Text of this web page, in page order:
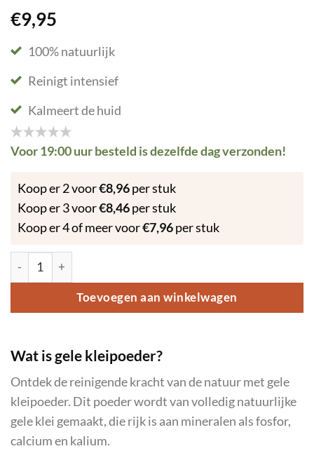
€9,95
100% natuurlijk
Reinigt intensief
Kalmeert de huid
Voor 19:00 uur besteld is dezelfde dag verzonden!
Koop er 2 voor€8,96per stuk
Koop er 3 voor€8,46per stuk
Koop er 4 of meer voor€7,96per stuk
Gele Klei Poeder 250 gram aantal
Toevoegen aan winkelwagen
Wat is gele kleipoeder?
Ontdek de reinigende kracht van de natuur met gele
kleipoeder. Dit poeder wordt van volledig natuurlijke
gele klei gemaakt, die rijk is aan mineralen als fosfor,
calcium en kalium.